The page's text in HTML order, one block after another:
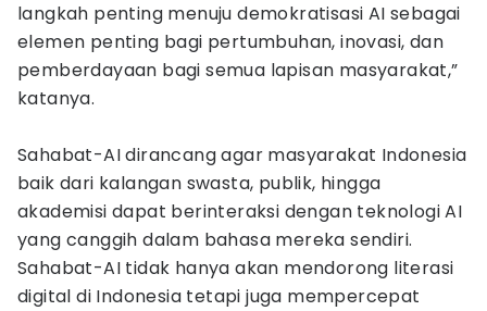
langkah penting menuju demokratisasi AI sebagai
elemen penting bagi pertumbuhan, inovasi, dan
pemberdayaan bagi semua lapisan masyarakat,”
katanya.
Sahabat-AI dirancang agar masyarakat Indonesia
baik dari kalangan swasta, publik, hingga
akademisi dapat berinteraksi dengan teknologi AI
yang canggih dalam bahasa mereka sendiri.
Sahabat-AI tidak hanya akan mendorong literasi
digital di Indonesia tetapi juga mempercepat